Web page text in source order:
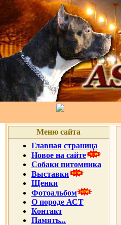
Меню сайта
Главная страница
Новое на сайте
Собаки питомника
Выставки
Щенки
Фотоальбом
О породе АСТ
Контакт
Память...